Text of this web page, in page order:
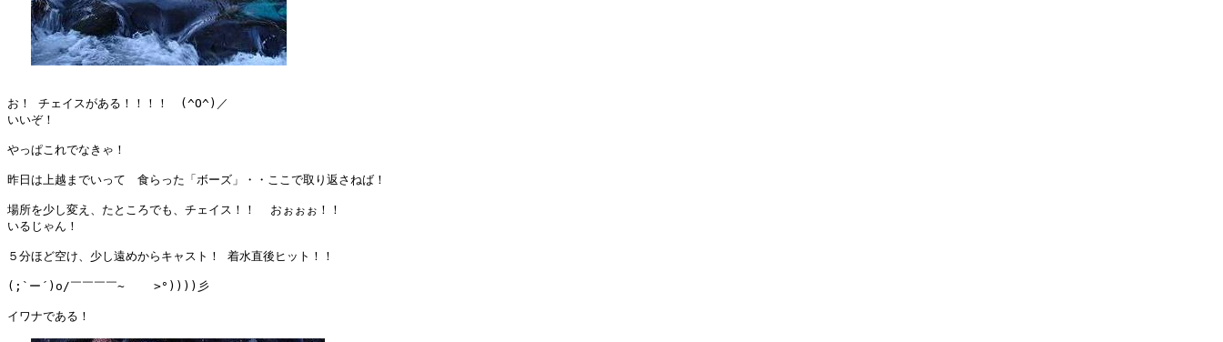
お！ チェイスがある！！！！　(^O^)／
いいぞ！
やっぱこれでなきゃ！
昨日は上越までいって　食らった「ボーズ」・・ここで取り返さねば！
場所を少し変え、たところでも、チェイス！！  おぉぉぉ！！
いるじゃん！
５分ほど空け、少し遠めからキャスト！ 着水直後ヒット！！
(;`ー´)o/￣￣￣￣~    >°))))彡
イワナである！